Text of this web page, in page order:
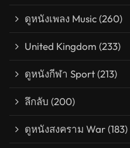
ดูหนังเพลง Music(260)
United Kingdom (233)
ดูหนังกีฬา Sport(213)
ลึกลับ (200)
ดูหนังสงคราม War(183)